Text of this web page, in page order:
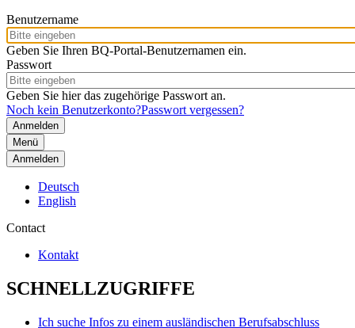
Benutzername
Geben Sie Ihren BQ-Portal-Benutzernamen ein.
Passwort
Geben Sie hier das zugehörige Passwort an.
Noch kein Benutzerkonto?Passwort vergessen?
Menü
Anmelden
Deutsch
English
Contact
Kontakt
SCHNELLZUGRIFFE
Ich suche Infos zu einem ausländischen Berufsabschluss